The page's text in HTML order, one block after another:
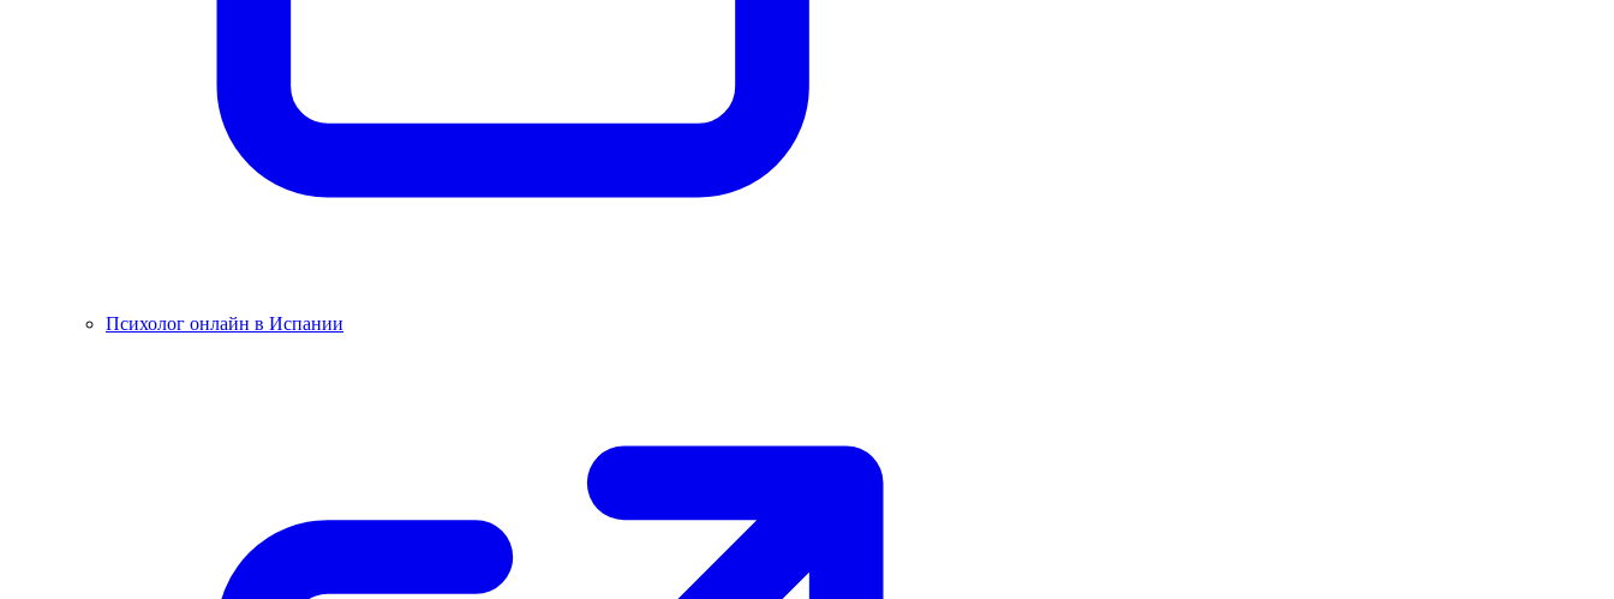
Психолог онлайн в Испании